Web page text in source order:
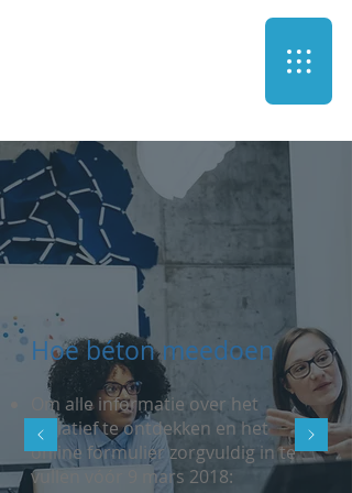
Hoe béton meedoen
Om alle informatie over het
initiatief te ontdekken en het
online formulier zorgvuldig in te
vullen vóór 9 mars 2018: